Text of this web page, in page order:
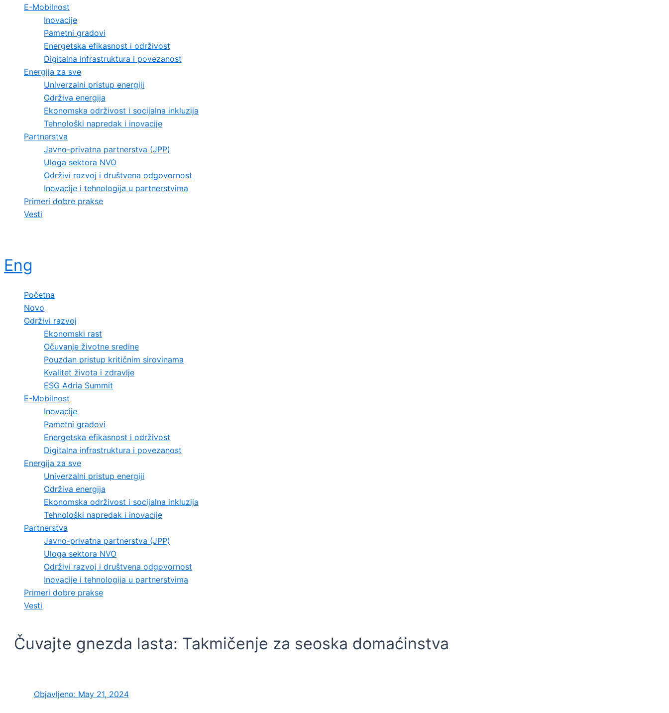
E-Mobilnost
Inovacije
Pametni gradovi
Energetska efikasnost i održivost
Digitalna infrastruktura i povezanost
Energija za sve
Univerzalni pristup energiji
Održiva energija
Ekonomska održivost i socijalna inkluzija
Tehnološki napredak i inovacije
Partnerstva
Javno-privatna partnerstva (JPP)
Uloga sektora NVO
Održivi razvoj i društvena odgovornost
Inovacije i tehnologija u partnerstvima
Primeri dobre prakse
Vesti
Eng
Početna
Novo
Održivi razvoj
Ekonomski rast
Očuvanje životne sredine
Pouzdan pristup kritičnim sirovinama
Kvalitet života i zdravlje
ESG Adria Summit
E-Mobilnost
Inovacije
Pametni gradovi
Energetska efikasnost i održivost
Digitalna infrastruktura i povezanost
Energija za sve
Univerzalni pristup energiji
Održiva energija
Ekonomska održivost i socijalna inkluzija
Tehnološki napredak i inovacije
Partnerstva
Javno-privatna partnerstva (JPP)
Uloga sektora NVO
Održivi razvoj i društvena odgovornost
Inovacije i tehnologija u partnerstvima
Primeri dobre prakse
Vesti
Čuvajte gnezda lasta: Takmičenje za seoska domaćinstva
Objavljeno: May 21, 2024